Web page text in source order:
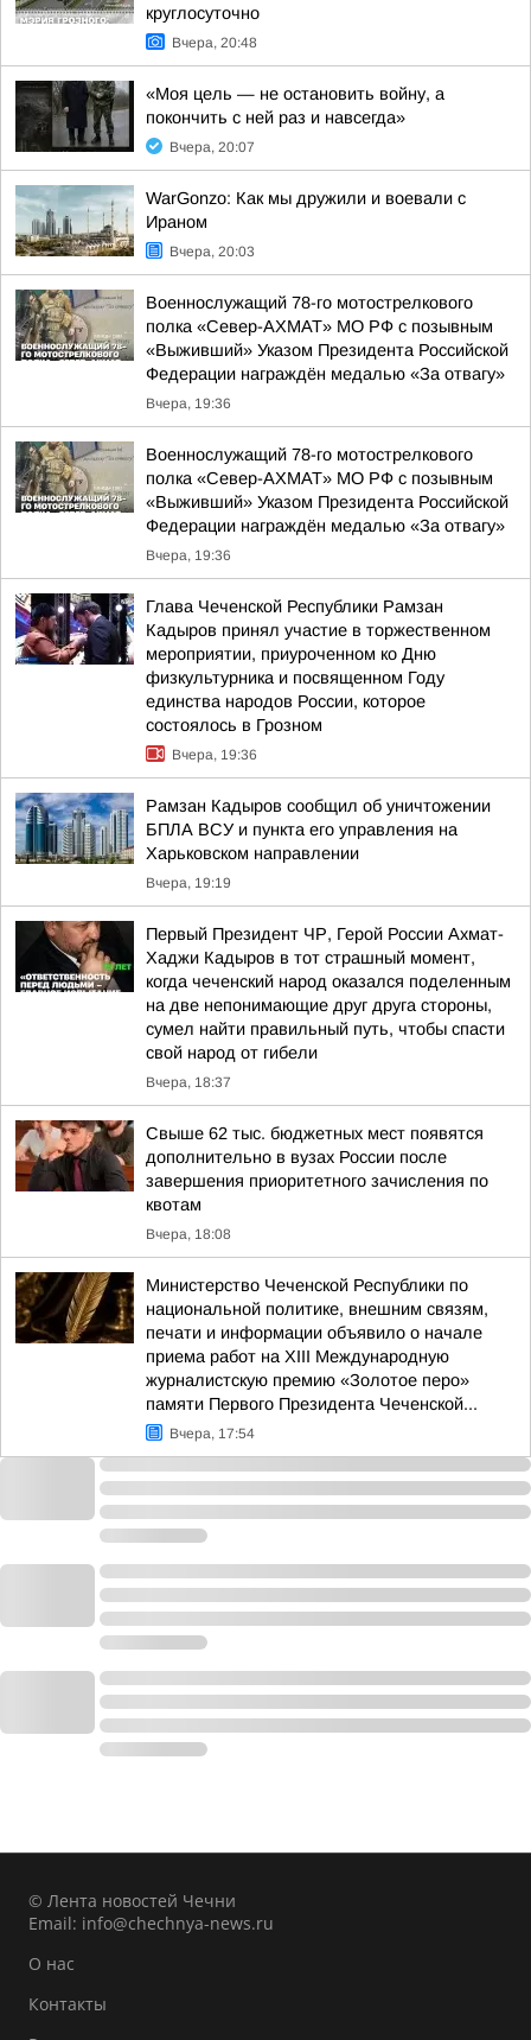
круглосуточно
Вчера, 20:48
«Моя цель — не остановить войну, а
покончить с ней раз и навсегда»
Вчера, 20:07
WarGonzo: Как мы дружили и воевали с
Ираном
Вчера, 20:03
Военнослужащий 78-го мотострелкового
полка «Север-АХМАТ» МО РФ с позывным
«Выживший» Указом Президента Российской
Федерации награждён медалью «За отвагу»
Вчера, 19:36
Военнослужащий 78-го мотострелкового
полка «Север-АХМАТ» МО РФ с позывным
«Выживший» Указом Президента Российской
Федерации награждён медалью «За отвагу»
Вчера, 19:36
Глава Чеченской Республики Рамзан
Кадыров принял участие в торжественном
мероприятии, приуроченном ко Дню
физкультурника и посвященном Году
единства народов России, которое
состоялось в Грозном
Вчера, 19:36
Рамзан Кадыров сообщил об уничтожении
БПЛА ВСУ и пункта его управления на
Харьковском направлении
Вчера, 19:19
Первый Президент ЧР, Герой России Ахмат-
Хаджи Кадыров в тот страшный момент,
когда чеченский народ оказался поделенным
на две непонимающие друг друга стороны,
сумел найти правильный путь, чтобы спасти
свой народ от гибели
Вчера, 18:37
Свыше 62 тыс. бюджетных мест появятся
дополнительно в вузах России после
завершения приоритетного зачисления по
квотам
Вчера, 18:08
Министерство Чеченской Республики по
национальной политике, внешним связям,
печати и информации объявило о начале
приема работ на XIII Международную
журналистскую премию «Золотое перо»
памяти Первого Президента Чеченской...
Вчера, 17:54
© Лента новостей Чечни
Email: info@chechnya-news.ru
О нас
Контакты